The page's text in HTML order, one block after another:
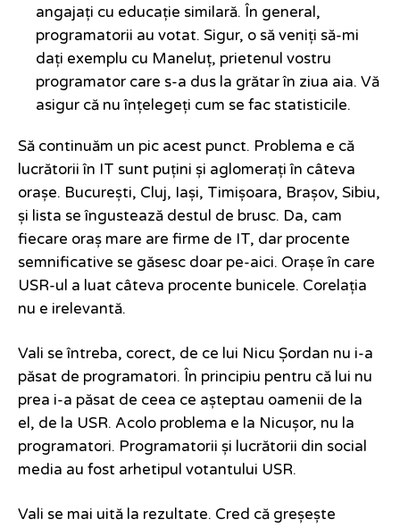
angajați cu educație similară. În general,
programatorii au votat. Sigur, o să veniți să-mi
dați exemplu cu Maneluț, prietenul vostru
programator care s-a dus la grătar în ziua aia. Vă
asigur că nu înțelegeți cum se fac statisticile.
Să continuăm un pic acest punct. Problema e că
lucrătorii în IT sunt puțini și aglomerați în câteva
orașe. București, Cluj, Iași, Timișoara, Brașov, Sibiu,
și lista se îngustează destul de brusc. Da, cam
fiecare oraș mare are firme de IT, dar procente
semnificative se găsesc doar pe-aici. Orașe în care
USR-ul a luat câteva procente bunicele. Corelația
nu e irelevantă.
Vali se întreba, corect, de ce lui Nicu Șordan nu i-a
păsat de programatori. În principiu pentru că lui nu
prea i-a păsat de ceea ce așteptau oamenii de la
el, de la USR. Acolo problema e la Nicușor, nu la
programatori. Programatorii și lucrătorii din social
media au fost arhetipul votantului USR.
Vali se mai uită la rezultate. Cred că greșește